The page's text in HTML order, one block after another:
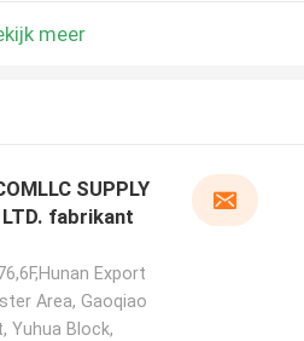
meer
SUPPLY
LTD. fabrikant
Export
Area, Gaoqiao
Yuhua Block,